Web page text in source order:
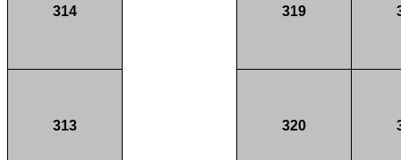
314 319
313 320